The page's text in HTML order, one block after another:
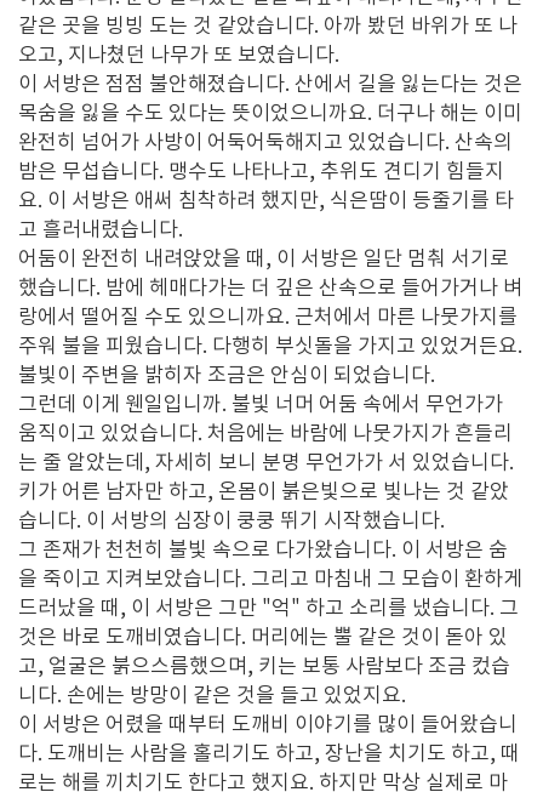
같은 곳을 빙빙 도는 것 같았습니다. 아까 봤던 바위가 또 나
오고, 지나쳤던 나무가 또 보였습니다.
이 서방은 점점 불안해졌습니다. 산에서 길을 잃는다는 것은
목숨을 잃을 수도 있다는 뜻이었으니까요. 더구나 해는 이미
완전히 넘어가 사방이 어둑어둑해지고 있었습니다. 산속의
밤은 무섭습니다. 맹수도 나타나고, 추위도 견디기 힘들지
요. 이 서방은 애써 침착하려 했지만, 식은땀이 등줄기를 타
고 흘러내렸습니다.
어둠이 완전히 내려앉았을 때, 이 서방은 일단 멈춰 서기로
했습니다. 밤에 헤매다가는 더 깊은 산속으로 들어가거나 벼
랑에서 떨어질 수도 있으니까요. 근처에서 마른 나뭇가지를
주워 불을 피웠습니다. 다행히 부싯돌을 가지고 있었거든요.
불빛이 주변을 밝히자 조금은 안심이 되었습니다.
그런데 이게 웬일입니까. 불빛 너머 어둠 속에서 무언가가
움직이고 있었습니다. 처음에는 바람에 나뭇가지가 흔들리
는 줄 알았는데, 자세히 보니 분명 무언가가 서 있었습니다.
키가 어른 남자만 하고, 온몸이 붉은빛으로 빛나는 것 같았
습니다. 이 서방의 심장이 쿵쿵 뛰기 시작했습니다.
그 존재가 천천히 불빛 속으로 다가왔습니다. 이 서방은 숨
을 죽이고 지켜보았습니다. 그리고 마침내 그 모습이 환하게
드러났을 때, 이 서방은 그만 "억" 하고 소리를 냈습니다. 그
것은 바로 도깨비였습니다. 머리에는 뿔 같은 것이 돋아 있
고, 얼굴은 붉으스름했으며, 키는 보통 사람보다 조금 컸습
니다. 손에는 방망이 같은 것을 들고 있었지요.
이 서방은 어렸을 때부터 도깨비 이야기를 많이 들어왔습니
다. 도깨비는 사람을 홀리기도 하고, 장난을 치기도 하고, 때
로는 해를 끼치기도 한다고 했지요. 하지만 막상 실제로 마